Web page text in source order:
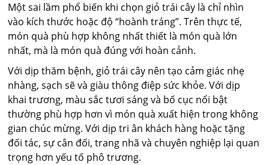
Một sai lầm phổ biến khi chọn giỏ trái cây là chỉ nhìn
vào kích thước hoặc độ “hoành tráng”. Trên thực tế,
món quà phù hợp không nhất thiết là món quà lớn
nhất, mà là món quà đúng với hoàn cảnh.
Với dịp thăm bệnh, giỏ trái cây nên tạo cảm giác nhẹ
nhàng, sạch sẽ và giàu thông điệp sức khỏe. Với dịp
khai trương, màu sắc tươi sáng và bố cục nổi bật
thường phù hợp hơn vì món quà xuất hiện trong không
gian chúc mừng. Với dịp tri ân khách hàng hoặc tặng
đối tác, sự cân đối, trang nhã và chuyên nghiệp lại quan
trọng hơn yếu tố phô trương.